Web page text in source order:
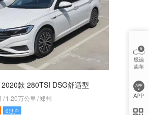
款 280TSI DSG舒适型
/1.20万公里 /郑州
0过户